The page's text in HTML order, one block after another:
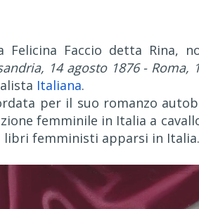
Felicina Faccio detta Rina,
14 agosto 1876 - Roma,
Italiana.
per il suo romanzo
femminile in Italia a
libri femministi apparsi in Italia.